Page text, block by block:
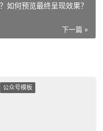
如何预览最终呈现效果？
下一篇 »
公众号模板